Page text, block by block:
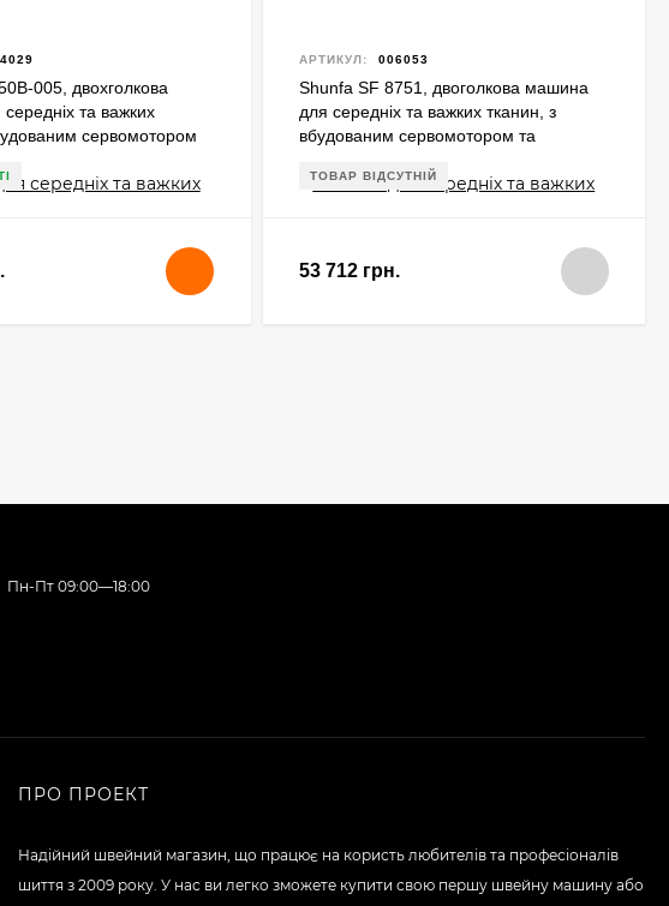
005, двохголкова
та важких
сервомотором
АРТИКУЛ: 006053
Shunfa SF 8751, двоголкова машина
для середніх та важких тканин, з
вбудованим сервомотором та
ТОВАР ВІДСУТНІЙ
53 712 грн.
Пн-Пт 09:00—18:00
ПРО ПРОЕКТ
Надійний швейний магазин, що працює на користь любителів та професіоналів
шиття з 2009 року. У нас ви легко зможете купити свою першу швейну машину або